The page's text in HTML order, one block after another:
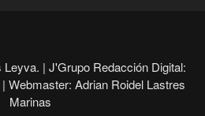
Leyva. | J'Grupo Redacción Digital:
Webmaster: Adrian Roidel Lastres
Marinas